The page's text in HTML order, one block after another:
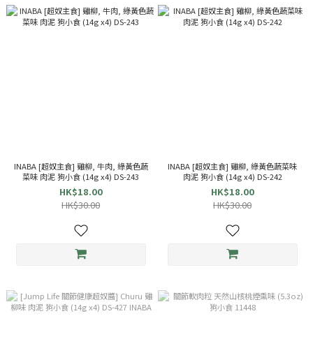
INABA [超奴主食] 雞柳, 牛肉, 綠黃色蔬
菜味 肉泥 狗小食 (14g x4) DS-243
HK$18.00
HK$30.00
INABA [超奴主食] 雞柳, 綠黃色蔬菜味
肉泥 狗小食 (14g x4) DS-242
HK$18.00
HK$30.00